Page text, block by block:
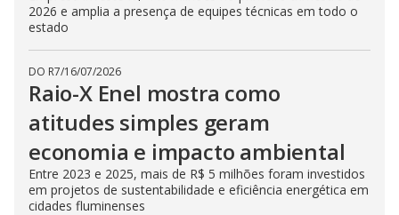
2026 e amplia a presença de equipes técnicas em todo o
estado
DO R7/16/07/2026
Raio-X Enel mostra como
atitudes simples geram
economia e impacto ambiental
Entre 2023 e 2025, mais de R$ 5 milhões foram investidos
em projetos de sustentabilidade e eficiência energética em
cidades fluminenses